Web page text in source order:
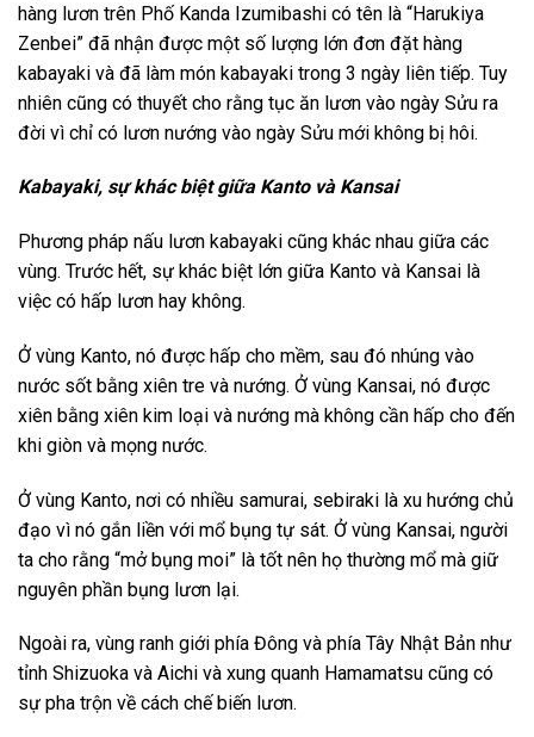
hàng lươn trên Phố Kanda Izumibashi có tên là “Harukiya
Zenbei” đã nhận được một số lượng lớn đơn đặt hàng
kabayaki và đã làm món kabayaki trong 3 ngày liên tiếp. Tuy
nhiên cũng có thuyết cho rằng tục ăn lươn vào ngày Sửu ra
đời vì chỉ có lươn nướng vào ngày Sửu mới không bị hôi.
Kabayaki, sự khác biệt giữa Kanto và Kansai
Phương pháp nấu lươn kabayaki cũng khác nhau giữa các
vùng. Trước hết, sự khác biệt lớn giữa Kanto và Kansai là
việc có hấp lươn hay không.
Ở vùng Kanto, nó được hấp cho mềm, sau đó nhúng vào
nước sốt bằng xiên tre và nướng. Ở vùng Kansai, nó được
xiên bằng xiên kim loại và nướng mà không cần hấp cho đến
khi giòn và mọng nước.
Ở vùng Kanto, nơi có nhiều samurai, sebiraki là xu hướng chủ
đạo vì nó gắn liền với mổ bụng tự sát. Ở vùng Kansai, người
ta cho rằng “mở bụng moi” là tốt nên họ thường mổ mà giữ
nguyên phần bụng lươn lại.
Ngoài ra, vùng ranh giới phía Đông và phía Tây Nhật Bản như
tỉnh Shizuoka và Aichi và xung quanh Hamamatsu cũng có
sự pha trộn về cách chế biến lươn.